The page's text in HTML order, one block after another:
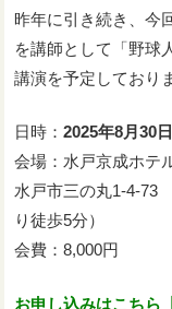
昨年に引き続き、今
を講師として「野球
講演を予定しており
日時：2025年8月30
会場：水戸京成ホ
水戸市三の丸1-4-73
り徒歩5分）
会費：8,000円
お申し込みはこちら